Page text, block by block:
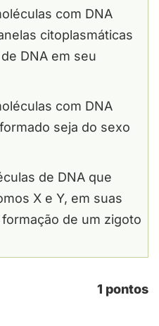
com DNA
citoplasmáticas
DNA em seu
com DNA
seja do sexo
de DNA que
X e Y, em suas
de um zigoto
1 pontos